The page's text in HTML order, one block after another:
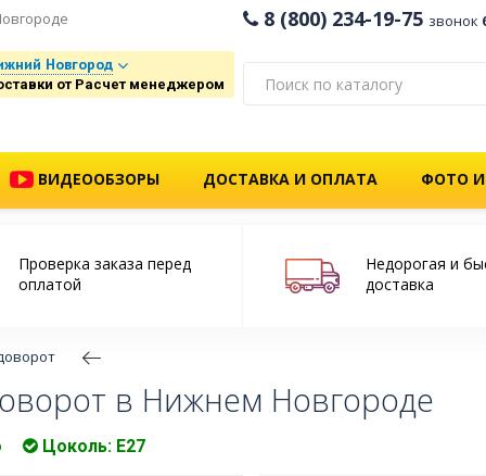
8 (800) 234-19-75 звонок
Новгород
от Расчет менеджером
ВИДЕООБЗОРЫ ДОСТАВКА И ОПЛАТА ФОТО
Проверка заказа перед
оплатой
Недорогая и
доставка
в Нижнем Новгороде
Цоколь: Е27